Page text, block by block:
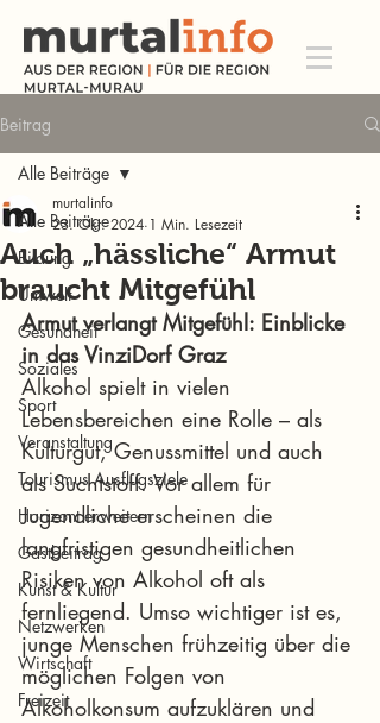
Beitrag
Alle Beiträge
Bildung
Umwelt
Gesundheit
Soziales
Sport
Veranstaltung
Tourismus Ausflugsziele
Horizont erweitern
Gastbeitrag
Kunst & Kultur
Netzwerken
Wirtschaft
Freizeit
Alle Beiträge
Auch „hässliche“ Armut
braucht Mitgefühl
murtalinfo
23. Okt. 2024 1 Min. Lesezeit
Armut verlangt Mitgefühl: Einblicke
in das VinziDorf Graz
Alkohol spielt in vielen
Lebensbereichen eine Rolle – als
Kulturgut, Genussmittel und auch
als Suchtstoff. Vor allem für
Jugendliche erscheinen die
langfristigen gesundheitlichen
Risiken von Alkohol oft als
fernliegend. Umso wichtiger ist es,
junge Menschen frühzeitig über die
möglichen Folgen von
Alkoholkonsum aufzuklären und